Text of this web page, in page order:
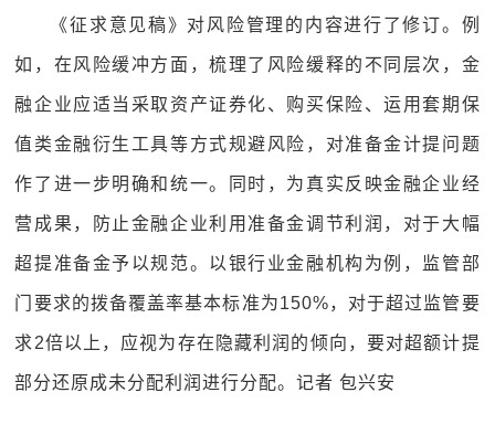
《征求意见稿》对风险管理的内容进行了修订。例
如，在风险缓冲方面，梳理了风险缓释的不同层次，金
融企业应适当采取资产证券化、购买保险、运用套期保
值类金融衍生工具等方式规避风险，对准备金计提问题
作了进一步明确和统一。同时，为真实反映金融企业经
营成果，防止金融企业利用准备金调节利润，对于大幅
超提准备金予以规范。以银行业金融机构为例，监管部
门要求的拨备覆盖率基本标准为150%，对于超过监管要
求2倍以上，应视为存在隐藏利润的倾向，要对超额计提
部分还原成未分配利润进行分配。记者 包兴安